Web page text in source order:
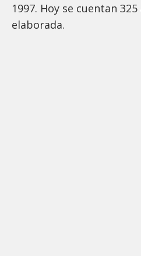
1997. Hoy se cuentan
elaborada.